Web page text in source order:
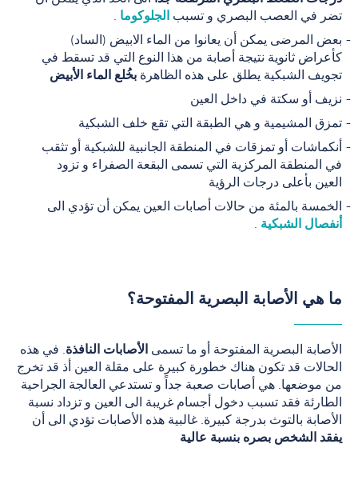
تضر في العصب البصري و تسبب لجلوكوما
بعض المرضى يمكن أن يعانوا من الماء الابيض (الساد)
كأعراض ثانوية نتيجة أصابة من هذا النوع التي قد تسقط في
تجويف الشبكية يطلق على هذه الظاهرة بخُلع الماء الأبيض
نزيف أو سكتة في داخل العين
تمزق المشيمية و هي الطبقة التي تقع خلف الشبكية
أنكماشات أو تمزقات في المنطقة الجانبية للشبكية أو تثقب
في المنطقة المركزية التي تسمى البقعة الصفراء و تزود
العين بأعلى درجات الرؤية
الخمسة بالمئة من حالات أصابات العين يمكن أن تؤدي الى
أنفصال الشبكية
ما هي الأصابة البصرية المفتوحة؟
الأصابة البصرية المفتوحة أو ما تسمى الأصابات النافذة . في هذه
الحالات قد تكون هناك خطورة كبيرة على مقلة العين أذ قد تخرج
من موضعها. هي أصابات صعبة جداً و تستدعي العالجة الجراحية
الطارئة فقد تسبب دخول أجسام غريبة الى العين و تزداد نسبة
الأصابة بالتوث بدرجة كبيرة. غالبية هذه الأصابات تؤدي الى أن
يفقد الشخص بصره بنسبة عالية